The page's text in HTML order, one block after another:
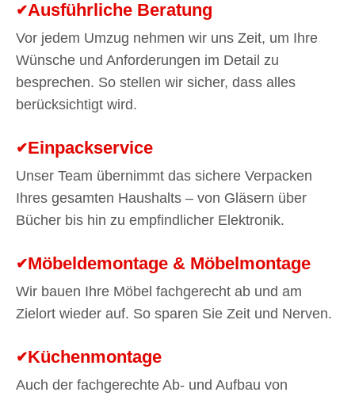
Ausführliche Beratung
Vor jedem Umzug nehmen wir uns Zeit, um Ihre
Wünsche und Anforderungen im Detail zu
besprechen. So stellen wir sicher, dass alles
berücksichtigt wird.
Einpackservice
Unser Team übernimmt das sichere Verpacken
Ihres gesamten Haushalts – von Gläsern über
Bücher bis hin zu empfindlicher Elektronik.
Möbeldemontage & Möbelmontage
Wir bauen Ihre Möbel fachgerecht ab und am
Zielort wieder auf. So sparen Sie Zeit und Nerven.
Küchenmontage
Auch der fachgerechte Ab- und Aufbau von